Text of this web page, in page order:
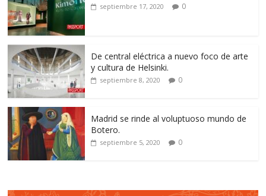
septiembre 17, 2020 0
De central eléctrica a nuevo foco de arte
y cultura de Helsinki.
septiembre 8, 2020 0
Madrid se rinde al voluptuoso mundo de
Botero.
septiembre 5, 2020 0